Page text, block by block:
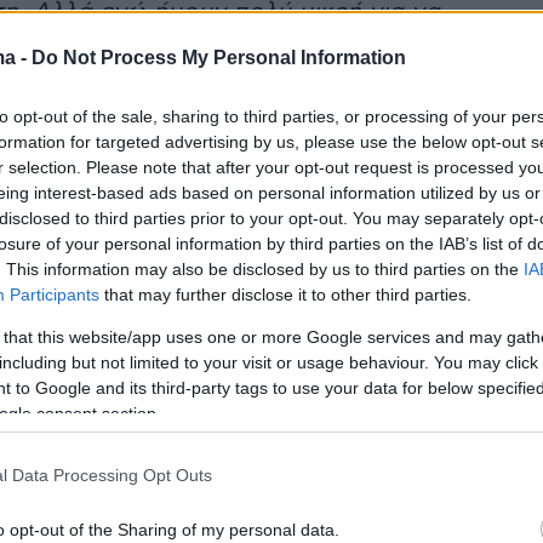
- Do Not Process My Personal Information
opt-out of the sale, sharing to third parties, or processing of your
for targeted advertising by us, please use the below opt-out
selection. Please note that after your opt-out request is processed
interest-based ads based on personal information utilized by us
to third parties prior to your opt-out. You may separately
of your personal information by third parties on the IAB’s list of
This information may also be disclosed by us to third parties on the
Participants that may further disclose it to other third parties.
that this website/app uses one or more Google services and may
but not limited to your visit or usage behaviour. You may
to Google and its third-party tags to use your data for below
consent section.
Data Processing Opt Outs
opt-out of the Sharing of my personal data.
Αλλά εγώ ήμουν πολύ μικρή για να
την κουβέντα. Είχε κάποιε αρνητικές
έχει σκιρτήσει ερωτικά, αρχίζεις να
οι γονείς μου βλέπουν κάτι που εσύ δεν
πολλά χρόνια αμφισβητούσα τη σεξουαλική
Αυτό με μπέρδεψε. Εγώ ήμουν τόσο μικρή
καν τι πάει να πει σεξ, είχα μπει στην
να σκεφτώ αν μου αρέσουν τα αγόρια ή τα
Πάντα ο πατέρας μου μου έλεγε: "Σεξ κάνε,
κάνεις"».